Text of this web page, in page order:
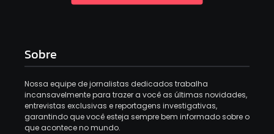
Sobre
Nossa equipe de jornalistas dedicados trabalha
incansavelmente para trazer a você as últimas novidades,
entrevistas exclusivas e reportagens investigativas,
garantindo que você esteja sempre bem informado sobre o
que acontece no mundo.